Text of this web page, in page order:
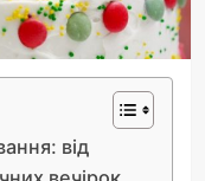
від